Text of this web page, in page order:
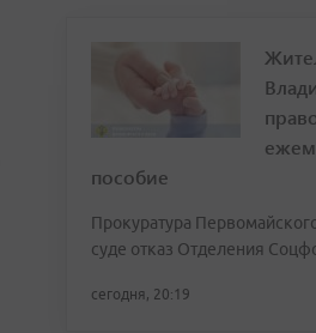
пособие
Прокуратура
суде отказ Отделения
сегодня, 20:19